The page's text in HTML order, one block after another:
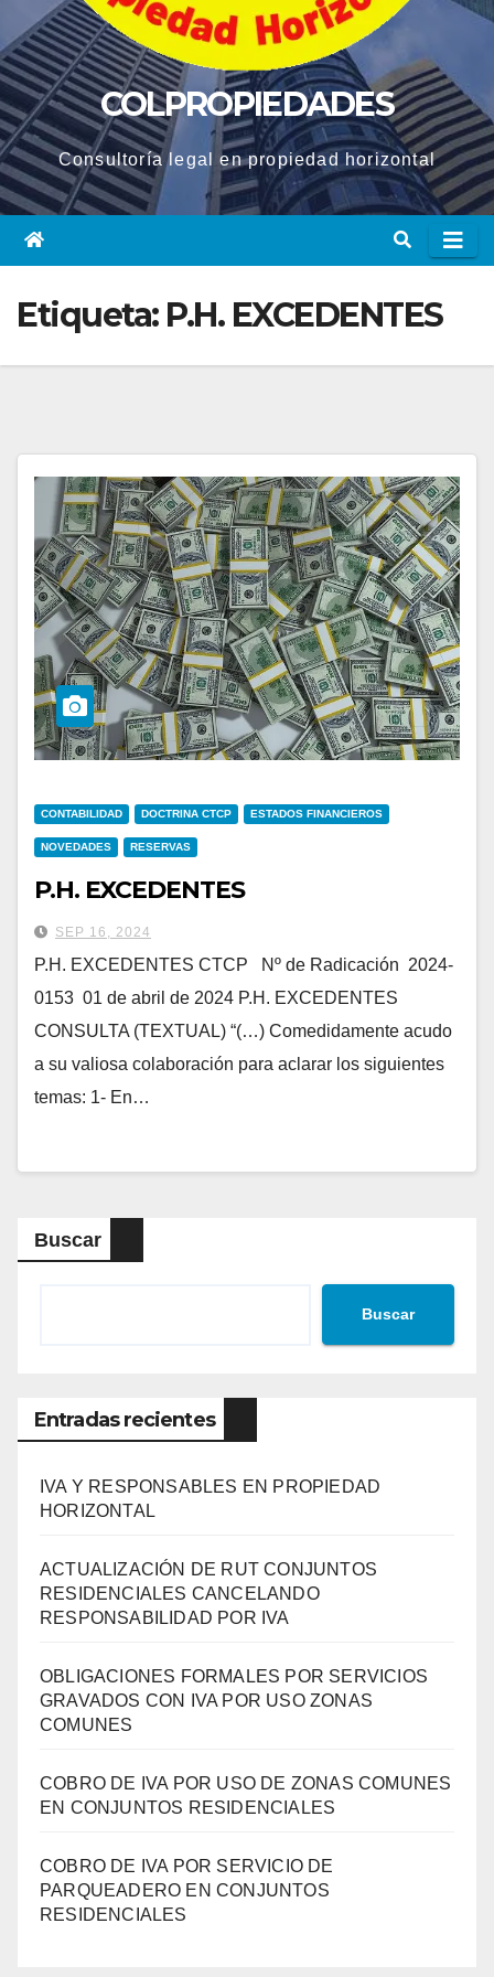
COLPROPIEDADES
Consultoría legal en propiedad horizontal
Etiqueta: P.H. EXCEDENTES
CONTABILIDAD DOCTRINA CTCP ESTADOS FINANCIEROS
NOVEDADES RESERVAS
P.H. EXCEDENTES
SEP 16, 2024
P.H. EXCEDENTES CTCP Nº de Radicación 2024-
0153 01 de abril de 2024 P.H. EXCEDENTES
CONSULTA (TEXTUAL) “(…) Comedidamente acudo
a su valiosa colaboración para aclarar los siguientes
temas: 1- En…
Buscar
Buscar
Entradas recientes
IVA Y RESPONSABLES EN PROPIEDAD
HORIZONTAL
ACTUALIZACIÓN DE RUT CONJUNTOS
RESIDENCIALES CANCELANDO
RESPONSABILIDAD POR IVA
OBLIGACIONES FORMALES POR SERVICIOS
GRAVADOS CON IVA POR USO ZONAS
COMUNES
COBRO DE IVA POR USO DE ZONAS COMUNES
EN CONJUNTOS RESIDENCIALES
COBRO DE IVA POR SERVICIO DE
PARQUEADERO EN CONJUNTOS
RESIDENCIALES